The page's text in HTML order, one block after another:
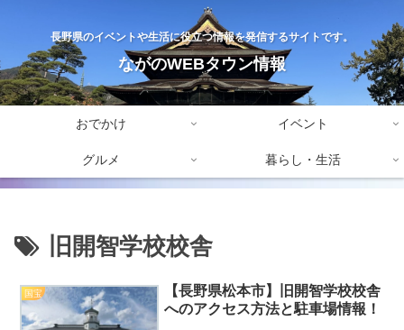
長野県のイベントや生活に役立つ情報を発信するサイトです。
ながのWEBタウン情報
おでかけ イベント
グルメ 暮らし・生活
旧開智学校校舎
国宝
【長野県松本市】旧開智学校校舎
へのアクセス方法と駐車場情報！